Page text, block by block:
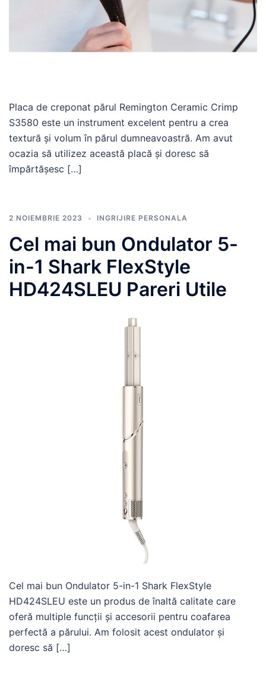
Placa de creponat părul Remington Ceramic Crimp
S3580 este un instrument excelent pentru a crea
textură și volum în părul dumneavoastră. Am avut
ocazia să utilizez această placă și doresc să
împărtășesc […]
2 NOIEMBRIE 2023 INGRIJIRE PERSONALA
Cel mai bun Ondulator 5-
in-1 Shark FlexStyle
HD424SLEU Pareri Utile
Cel mai bun Ondulator 5-in-1 Shark FlexStyle
HD424SLEU este un produs de înaltă calitate care
oferă multiple funcții și accesorii pentru coafarea
perfectă a părului. Am folosit acest ondulator și
doresc să […]